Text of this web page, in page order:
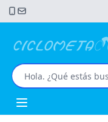
Open main menu